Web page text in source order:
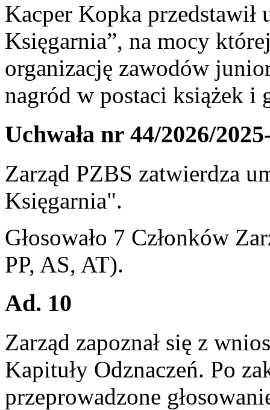
Kacper Kopka przedstawił
Księgarnia”, na mocy
organizację zawodów
nagród w postaci książek i
Uchwała nr 44/2026/
Zarząd PZBS zatwierdza
Księgarnia".
Głosowało 7 Członków
PP, AS, AT).
Ad. 10
Zarząd zapoznał się z
Kapituły Odznaczeń. Po
przeprowadzone